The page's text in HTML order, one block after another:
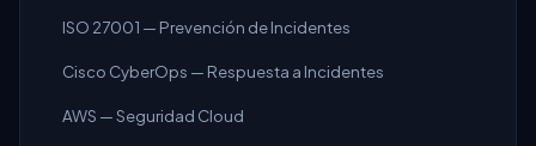
ISO 27001 — Prevención de Incidentes
Cisco CyberOps — Respuesta a Incidentes
AWS — Seguridad Cloud